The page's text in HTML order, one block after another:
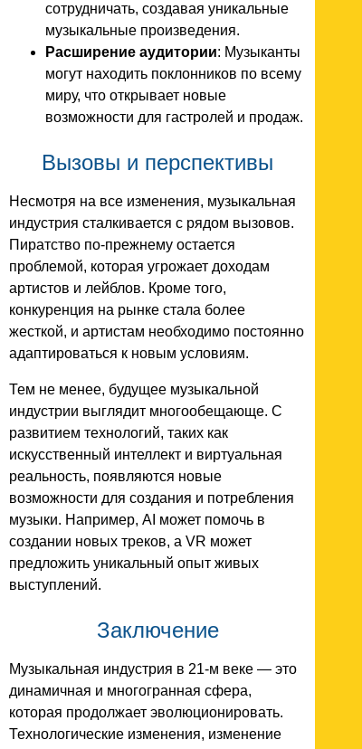
сотрудничать, создавая уникальные
музыкальные произведения.
Расширение аудитории: Музыканты
могут находить поклонников по всему
миру, что открывает новые
возможности для гастролей и продаж.
Вызовы и перспективы
Несмотря на все изменения, музыкальная
индустрия сталкивается с рядом вызовов.
Пиратство по-прежнему остается
проблемой, которая угрожает доходам
артистов и лейблов. Кроме того,
конкуренция на рынке стала более
жесткой, и артистам необходимо постоянно
адаптироваться к новым условиям.
Тем не менее, будущее музыкальной
индустрии выглядит многообещающе. С
развитием технологий, таких как
искусственный интеллект и виртуальная
реальность, появляются новые
возможности для создания и потребления
музыки. Например, AI может помочь в
создании новых треков, а VR может
предложить уникальный опыт живых
выступлений.
Заключение
Музыкальная индустрия в 21-м веке — это
динамичная и многогранная сфера,
которая продолжает эволюционировать.
Технологические изменения, изменение